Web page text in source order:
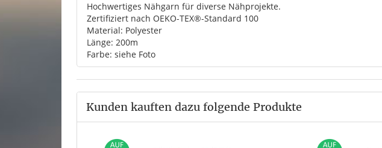
Hochwertiges Nähgarn für diverse Nähprojekte.
Zertifiziert nach OEKO-TEX®-Standard 100
Material: Polyester
Länge: 200m
Farbe: siehe Foto
Kunden kauften dazu folgende Produkte